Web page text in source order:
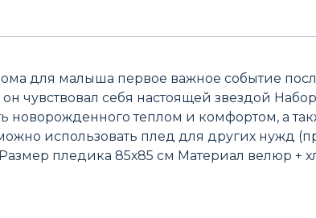
для малыша первое важное событие
он чувствовал себя настоящей звездой
новорожденного теплом и комфортом, а
использовать плед для других нужд
пледика 85х85 см Материал велюр